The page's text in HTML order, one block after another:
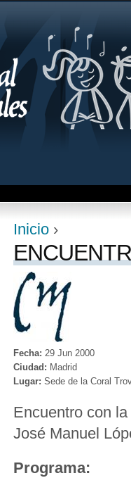
Se encuentra
Inicio ›
Fecha: 29 Jun 2000
Ciudad: Madrid
Lugar: Sede de la Coral
Encuentro con
José Manuel
Programa: